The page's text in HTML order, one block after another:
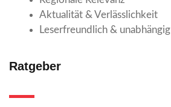
Aktualität & Verlässlichkeit
Leserfreundlich & unabhängig
Ratgeber